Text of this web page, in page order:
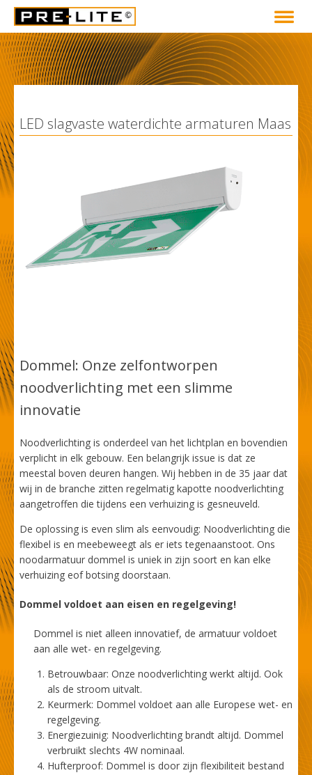
LED slagvaste waterdichte armaturen Maas
Dommel: Onze zelfontworpen
noodverlichting met een slimme
innovatie
Noodverlichting is onderdeel van het lichtplan en bovendien
verplicht in elk gebouw. Een belangrijk issue is dat ze
meestal boven deuren hangen. Wij hebben in de 35 jaar dat
wij in de branche zitten regelmatig kapotte noodverlichting
aangetroffen die tijdens een verhuizing is gesneuveld.
De oplossing is even slim als eenvoudig: Noodverlichting die
flexibel is en meebeweegt als er iets tegenaanstoot. Ons
noodarmatuur dommel is uniek in zijn soort en kan elke
verhuizing eof botsing doorstaan.
Dommel voldoet aan eisen en regelgeving!
Dommel is niet alleen innovatief, de armatuur voldoet
aan alle wet- en regelgeving.
Betrouwbaar: Onze noodverlichting werkt altijd. Ook
als de stroom uitvalt.
Keurmerk: Dommel voldoet aan alle Europese wet- en
regelgeving.
Energiezuinig: Noodverlichting brandt altijd. Dommel
verbruikt slechts 4W nominaal.
Hufterproof: Dommel is door zijn flexibiliteit bestand